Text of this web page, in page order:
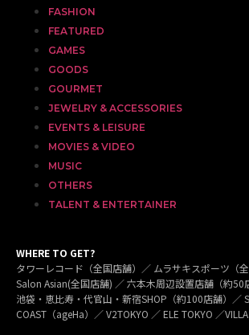
FASHION
FEATURED
GAMES
GOODS
GOURMET
JEWELRY & ACCESSORIES
EVENTS & LEISURE
MOVIES & VIDEO
MUSIC
OTHERS
TALENT & ENTERTAINER
WHERE TO GET?
タワーレコード（全国店舗）／ ムラサキスポーツ（
Salon Asian(全国店舗) ／ 六本木周辺設置店舗（約50
池袋・恵比寿・代官山・新宿SHOP（約100店舗）／
COAST（ageHa）／ V2TOKYO ／ ELE TOKYO ／